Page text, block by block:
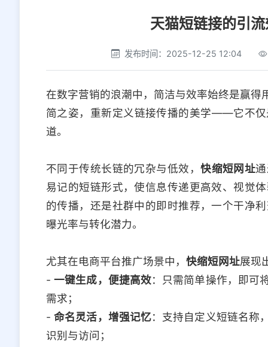
天猫短链接的引
发布时间：2025-12-25 12:04
在数字营销的浪潮中，简洁与效率始终是赢得
简之姿，重新定义链接传播的美学——它不
道。
不同于传统长链的冗杂与低效，快缩短网址
易记的短链形式，使信息传递更高效、视觉
的传播，还是社群中的即时推荐，一个干净
曝光率与转化潜力。
尤其在电商平台推广场景中， 快缩短网址展现
-一键生成，便捷高效：只需简单操作，即可
需求；
-命名灵活，增强记忆：支持自定义短链名称
识别与访问；